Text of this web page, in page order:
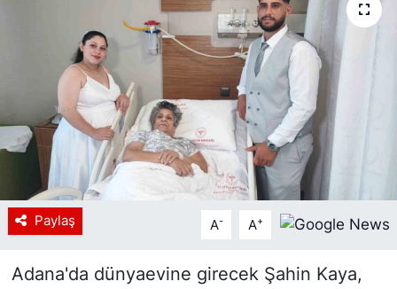
Paylaş A- A+
Adana'da dünyaevine girecek Şahin Kaya,
YEREL HABER
Haberde insan
Tanıtım